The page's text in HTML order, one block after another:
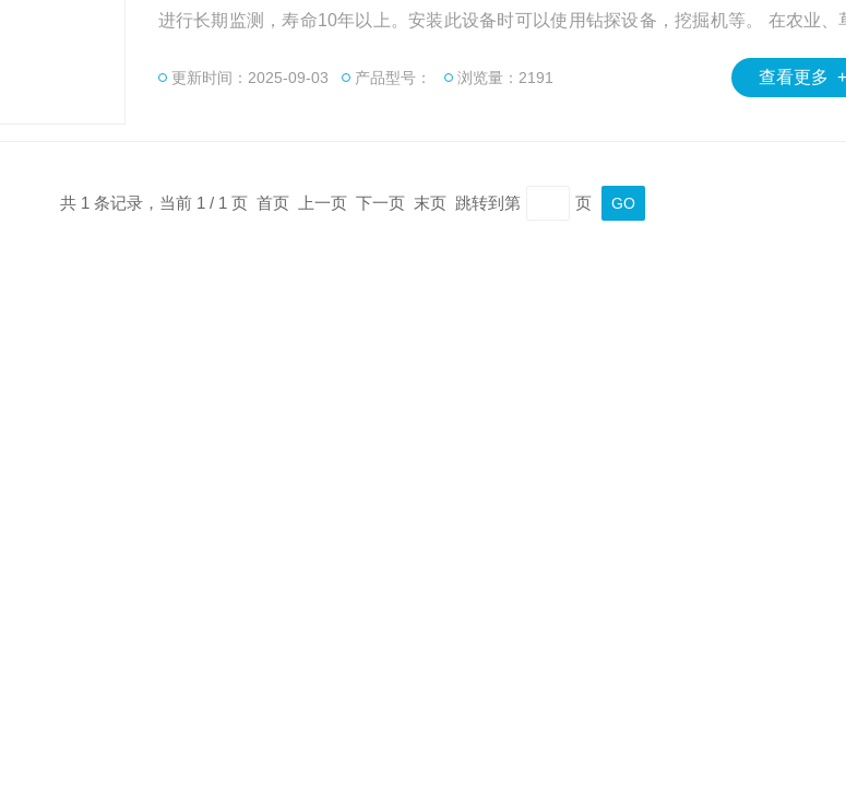
进行长期监测，寿命10年以上。安装此设备时可以使用钻探设备，挖掘机等。 在农业、草场
更新时间：2025-09-03 产品型号： 浏览量：2191 查看更多 +
共 1 条记录，当前 1 / 1 页 首页 上一页 下一页 末页 跳转到第 页